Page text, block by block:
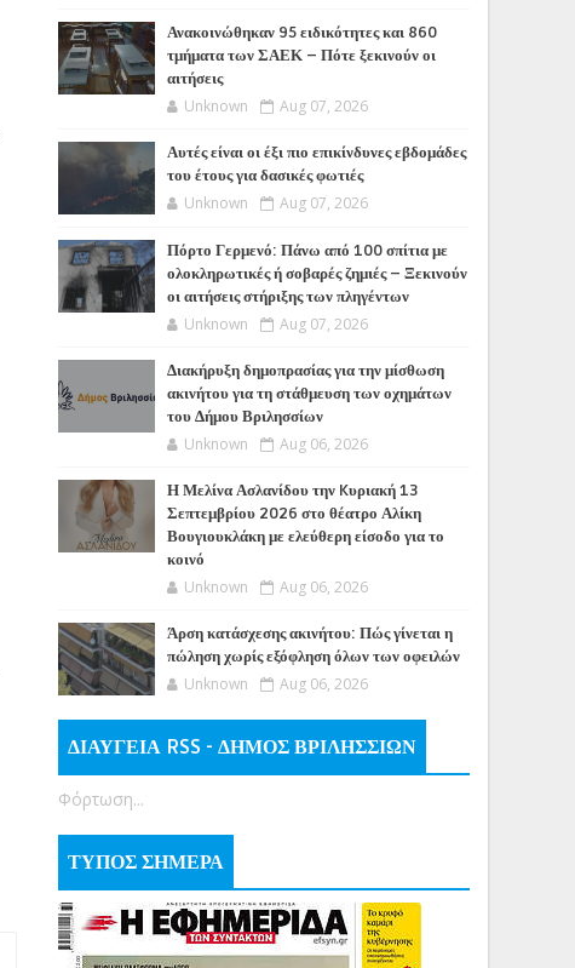
Ανακοινώθηκαν 95 ειδικότητες και 860
τμήματα των ΣΑΕΚ – Πότε ξεκινούν οι
αιτήσεις
Unknown Aug 07, 2026
Αυτές είναι οι έξι πιο επικίνδυνες εβδομάδες
του έτους για δασικές φωτιές
Unknown Aug 07, 2026
Πόρτο Γερμενό: Πάνω από 100 σπίτια με
ολοκληρωτικές ή σοβαρές ζημιές – Ξεκινούν
οι αιτήσεις στήριξης των πληγέντων
Unknown Aug 07, 2026
Διακήρυξη δημοπρασίας για την μίσθωση
ακινήτου για τη στάθμευση των οχημάτων
του Δήμου Βριλησσίων
Unknown Aug 06, 2026
Η Μελίνα Ασλανίδου την Kυριακή 13
Σεπτεμβρίου 2026 στο θέατρο Αλίκη
Βουγιουκλάκη με ελεύθερη είσοδο για το
κοινό
Unknown Aug 06, 2026
Άρση κατάσχεσης ακινήτου: Πώς γίνεται η
πώληση χωρίς εξόφληση όλων των οφειλών
Unknown Aug 06, 2026
ΔΙΑΥΓΕΙΑ RSS - ΔΗΜΟΣ ΒΡΙΛΗΣΣΙΩΝ
Φόρτωση...
ΤΥΠΟΣ ΣΗΜΕΡΑ